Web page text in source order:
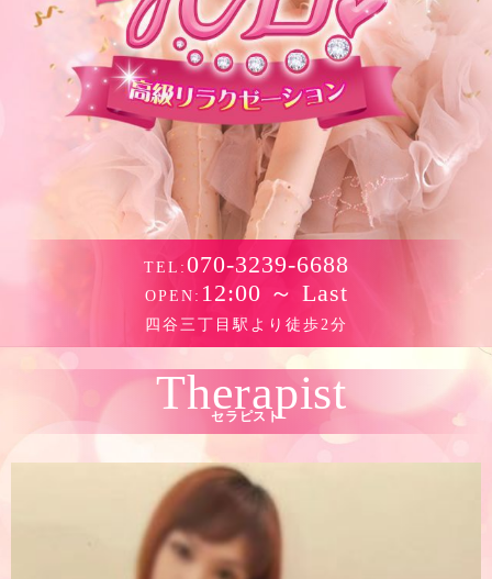
TEL: 070-3239-6688
OPEN: 12:00 ～ Last
四谷三丁目駅より徒歩2分
セラピスト
Therapist